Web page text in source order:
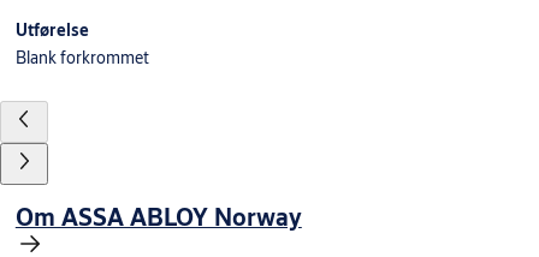
Utførelse
Blank forkrommet
Om ASSA ABLOY Norway